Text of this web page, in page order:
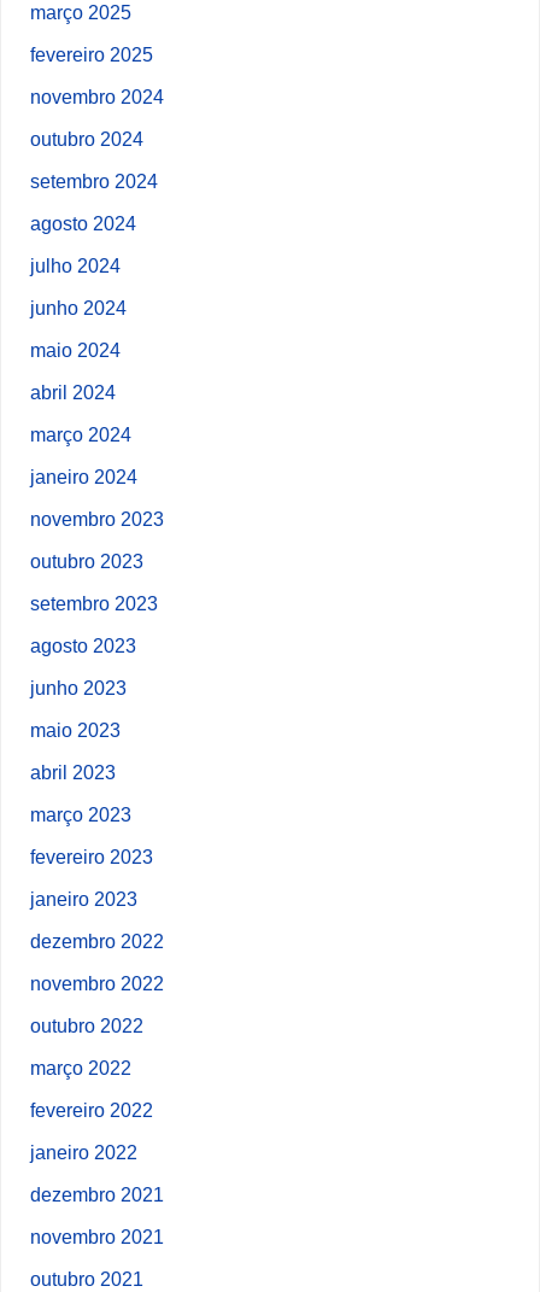
março 2025
fevereiro 2025
novembro 2024
outubro 2024
setembro 2024
agosto 2024
julho 2024
junho 2024
maio 2024
abril 2024
março 2024
janeiro 2024
novembro 2023
outubro 2023
setembro 2023
agosto 2023
junho 2023
maio 2023
abril 2023
março 2023
fevereiro 2023
janeiro 2023
dezembro 2022
novembro 2022
outubro 2022
março 2022
fevereiro 2022
janeiro 2022
dezembro 2021
novembro 2021
outubro 2021